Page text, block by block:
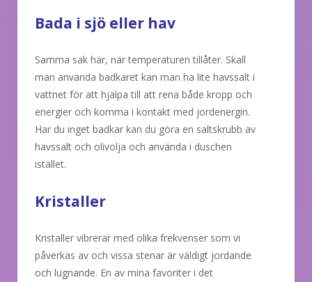
Bada i sjö eller hav
Samma sak här, när temperaturen tillåter. Skall
man använda badkaret kan man ha lite havssalt i
vattnet för att hjälpa till att rena både kropp och
energier och komma i kontakt med jordenergin.
Har du inget badkar kan du göra en saltskrubb av
havssalt och olivolja och använda i duschen
istället.
Kristaller
Kristaller vibrerar med olika frekvenser som vi
påverkas av och vissa stenar är väldigt jordande
och lugnande. En av mina favoriter i det